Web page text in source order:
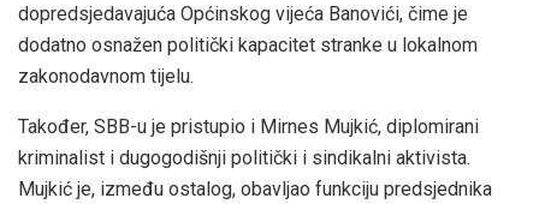
dopredsjedavajuća Općinskog vijeća Banovići, čime je
dodatno osnažen politički kapacitet stranke u lokalnom
zakonodavnom tijelu.
Također, SBB-u je pristupio i Mirnes Mujkić, diplomirani
kriminalist i dugogodišnji politički i sindikalni aktivista.
Mujkić je, između ostalog, obavljao funkciju predsjednika